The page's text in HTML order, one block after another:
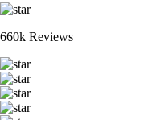
660k Reviews